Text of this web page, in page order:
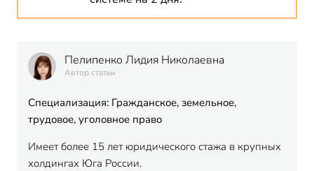
Пелипенко Лидия Николаевна
Автор статьи
Специализация: Гражданское, земельное,
трудовое, уголовное право
Имеет более 15 лет юридического стажа в крупных
холдингах Юга России.